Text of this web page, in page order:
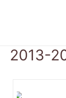
2013-